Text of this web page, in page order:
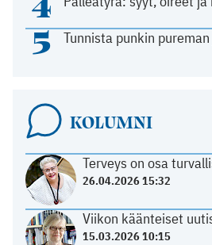
5 Tunnista punkin
KOLUMNI
Terveys on osa
26.04.2026 15:32
Viikon käänteiset
15.03.2026 10:15